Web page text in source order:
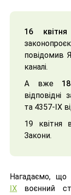
16
повідомив
каналі.
А вже
та 4357-IX
19 квітня
Закони.
Нагадаємо, що
IX воєнний